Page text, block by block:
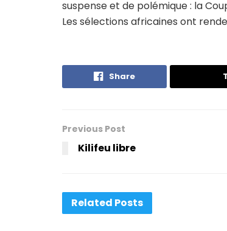
suspense et de polémique : la
Les sélections africaines ont
Share
Previous Post
Kilifeu libre
Related Posts